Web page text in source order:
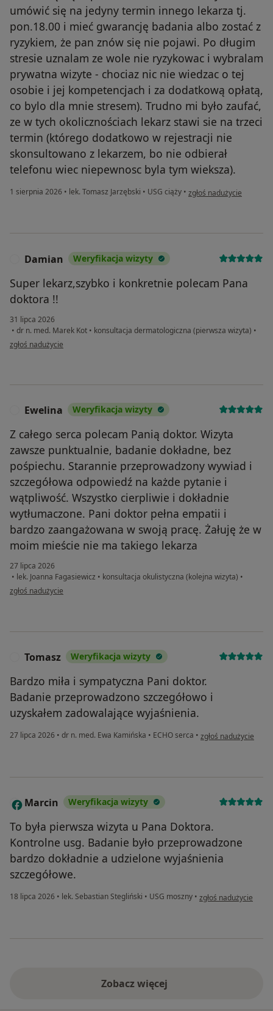
umówić się na jedyny termin innego lekarza tj.
pon.18.00 i mieć gwarancję badania albo zostać z
ryzykiem, że pan znów się nie pojawi. Po długim
stresie uznalam ze wole nie ryzykowac i wybralam
prywatna wizyte - chociaz nic nie wiedzac o tej
osobie i jej kompetencjach i za dodatkową opłatą,
co bylo dla mnie stresem). Trudno mi było zaufać,
ze w tych okolicznościach lekarz stawi sie na trzeci
termin (którego dodatkowo w rejestracji nie
skonsultowano z lekarzem, bo nie odbierał
telefonu wiec niepewnosc byla tym wieksza).
1 sierpnia 2026 • lek. Tomasz Jarzębski • USG ciąży • w opinii użytkownika S.
zgłoś nadużycie
Damian Weryfikacja wizyty
Super lekarz,szybko i konkretnie polecam Pana
doktora !!
31 lipca 2026
• dr n. med. Marek Kot • konsultacja dermatologiczna (pierwsza wizyta) •
w opinii użytkownika Damian
zgłoś nadużycie
Ewelina Weryfikacja wizyty
Z całego serca polecam Panią doktor. Wizyta
zawsze punktualnie, badanie dokładne, bez
pośpiechu. Starannie przeprowadzony wywiad i
szczegółowa odpowiedź na każde pytanie i
wątpliwość. Wszystko cierpliwie i dokładnie
wytłumaczone. Pani doktor pełna empatii i
bardzo zaangażowana w swoją pracę. Żałuję że w
moim mieście nie ma takiego lekarza
27 lipca 2026
• lek. Joanna Fagasiewicz • konsultacja okulistyczna (kolejna wizyta) •
w opinii użytkownika Ewelina
zgłoś nadużycie
Tomasz Weryfikacja wizyty
Bardzo miła i sympatyczna Pani doktor.
Badanie przeprowadzono szczegółowo i
uzyskałem zadowalające wyjaśnienia.
27 lipca 2026 • dr n. med. Ewa Kamińska • ECHO serca • w opinii użytkownika
zgłoś nadużycie
M Marcin Weryfikacja wizyty
To była pierwsza wizyta u Pana Doktora.
Kontrolne usg. Badanie było przeprowadzone
bardzo dokładnie a udzielone wyjaśnienia
szczegółowe.
18 lipca 2026 • lek. Sebastian Stegliński • USG moszny • w opinii użytkownika
zgłoś nadużycie
Zobacz więcej